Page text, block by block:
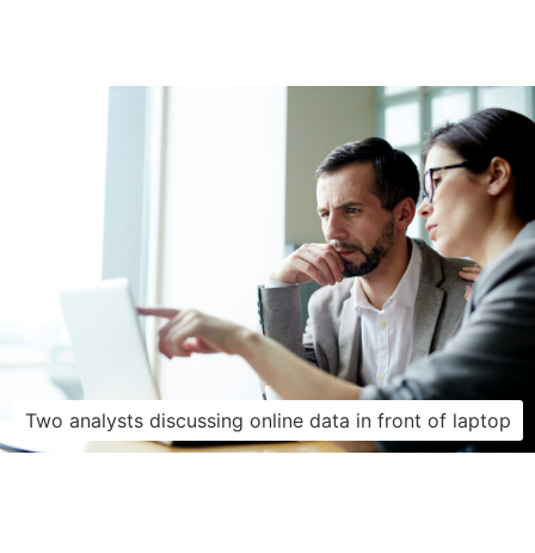
Two analysts discussing online data in front of laptop